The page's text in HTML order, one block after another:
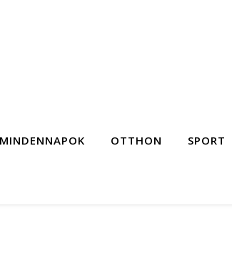
MINDENNAPOK OTTHON SPORT